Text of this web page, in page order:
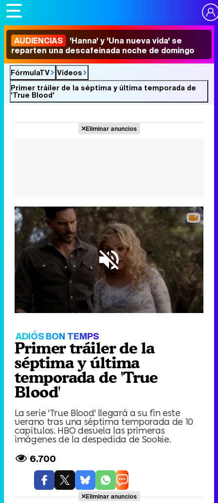
AUDIENCIAS 'Hanna' y 'Una nueva vida' se
reparten una descafeinada noche de domingo
FórmulaTV
Vídeos
Primer tráiler de la séptima y última temporada de
'True Blood'
Eliminar anuncios
Unmute /
:
ADIÓS BON TEMPS
Primer tráiler de la
séptima y última
temporada de 'True
Blood'
La serie 'True Blood' llegará a su fin este
verano tras una séptima temporada de 10
capítulos. HBO desvela las primeras
imágenes de la despedida de Sookie.
6.700
Eliminar anuncios